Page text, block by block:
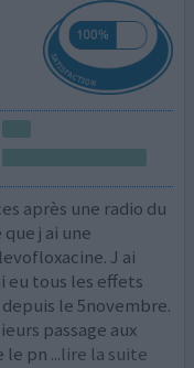
après une radio du
j ai une
J ai
eu tous les effets
le 5novembre.
passage aux
le pn ...lire la suite